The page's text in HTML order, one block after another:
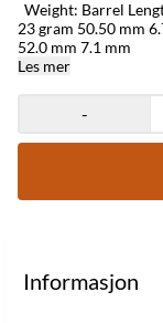
23 gram 50.50 mm 6.73 mm 24 gram 50.60 mm 6.84 mm 25 gram
52.0 mm 7.1 mm
Les mer
-
Informasjon